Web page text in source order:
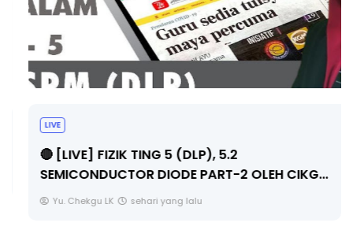
🔴 [LIVE] FIZIK TING 5 (DLP), 5.2
SEMICONDUCTOR DIODE PART-2 OLEH CIKG...
Yu. Chekgu LK sehari yang lalu